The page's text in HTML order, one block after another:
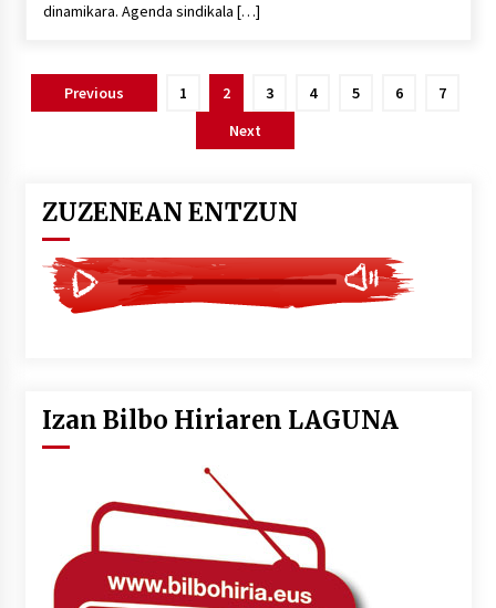
dinamikara. Agenda sindikala […]
PostsPrevious 1 2 3 4 5 6
7
Next
ZUZENEAN ENTZUN
Izan Bilbo Hiriaren LAGUNA